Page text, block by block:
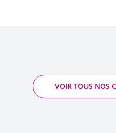
VOIR TOUS NOS